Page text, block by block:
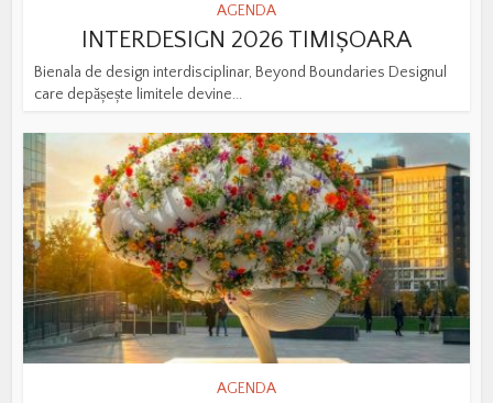
AGENDA
INTERDESIGN 2026 TIMIȘOARA
Bienala de design interdisciplinar, Beyond Boundaries Designul
care depășește limitele devine...
AGENDA